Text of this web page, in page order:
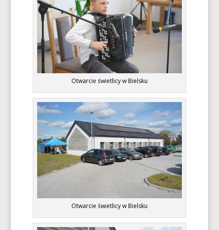
Otwarcie świetlicy w Bielsku
Otwarcie świetlicy w Bielsku